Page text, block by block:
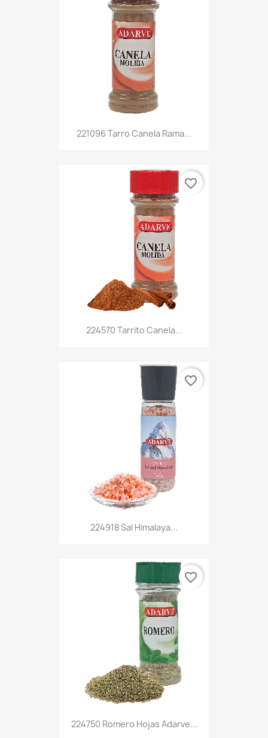
221096 Tarro Canela Rama...
224570 Tarrito Canela...
favorite_border
224918 Sal Himalaya...
favorite_border
224750 Romero Hojas Adarve...
favorite_border